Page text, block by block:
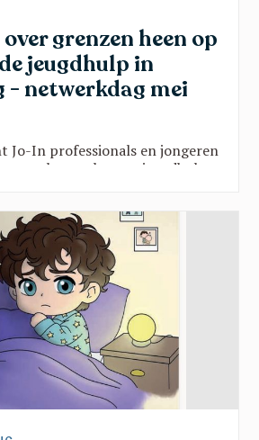
grenzen heen op
jeugdhulp in
- netwerkdag mei
Jo-In professionals en jongeren
vraag: hoe maken we jeugdhulp
geef jongeren een stem
centraal. Een inspirerende
inzichten en hoopvolle